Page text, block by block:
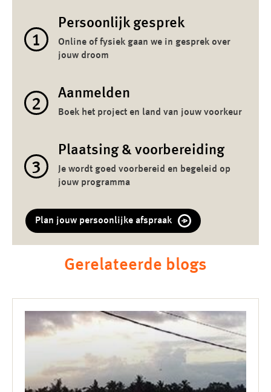
1
Persoonlijk gesprek
Online of fysiek gaan we in gesprek over
jouw droom
2
Aanmelden
Boek het project en land van jouw voorkeur
3
Plaatsing & voorbereiding
Je wordt goed voorbereid en begeleid op
jouw programma
Plan jouw persoonlijke afspraak
Gerelateerde blogs